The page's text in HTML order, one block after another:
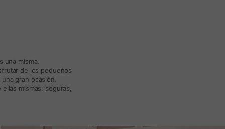
una misma.
de los pequeños
gran ocasión.
mismas: seguras,